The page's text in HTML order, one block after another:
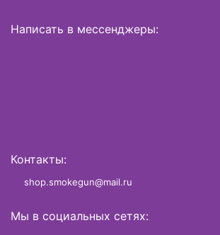
Написать в мессенджеры:
Контакты:
shop.smokegun@mail.ru
Мы в социальных сетях: